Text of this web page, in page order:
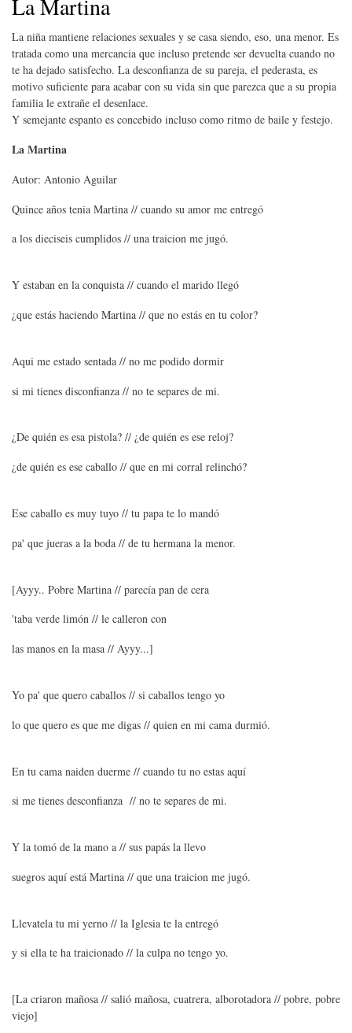
La Martina
La niña mantiene relaciones sexuales y se casa siendo, eso, una menor. Es
tratada como una mercancia que incluso pretende ser devuelta cuando no
te ha dejado satisfecho. La desconfianza de su pareja, el pederasta, es
motivo suficiente para acabar con su vida sin que parezca que a su propia
familia le extrañe el desenlace.
Y semejante espanto es concebido incluso como ritmo de baile y festejo.
La Martina
Autor: Antonio Aguilar
Quince años tenia Martina // cuando su amor me entregó
a los dieciseis cumplidos // una traicion me jugó.
Y estaban en la conquista // cuando el marido llegó
¿que estás haciendo Martina // que no estás en tu color?
Aqui me estado sentada // no me podido dormir
si mi tienes disconfianza // no te separes de mi.
¿De quién es esa pistola? // ¿de quién es ese reloj?
¿de quién es ese caballo // que en mi corral relinchó?
Ese caballo es muy tuyo // tu papa te lo mandó
pa' que jueras a la boda // de tu hermana la menor.
[Ayyy.. Pobre Martina // parecía pan de cera
'taba verde limón // le calleron con
las manos en la masa // Ayyy...]
Yo pa' que quero caballos // si caballos tengo yo
lo que quero es que me digas // quien en mi cama durmió.
En tu cama naiden duerme // cuando tu no estas aquí
si me tienes desconfianza // no te separes de mi.
Y la tomó de la mano a // sus papás la llevo
suegros aquí está Martina // que una traicion me jugó.
Llevatela tu mi yerno // la Iglesia te la entregó
y si ella te ha traicionado // la culpa no tengo yo.
[La criaron mañosa // salió mañosa, cuatrera, alborotadora // pobre, pobre
viejo]